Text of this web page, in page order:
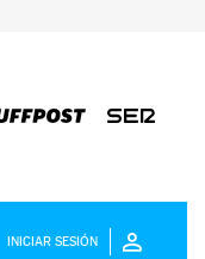
INICIAR SESIÓN